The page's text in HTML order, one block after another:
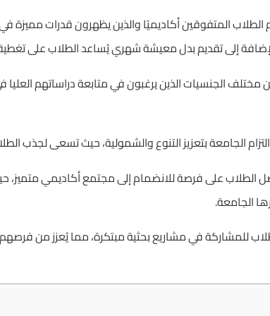
المتفوقين أكاديميًا والذين يظهرون قدرات
إلى تقديم بدل معيشة شهري يُساعد الطلاب على
الجنسيات الذين يرغبون في متابعة دراساتهم العليا
الجامعة بتعزيز التنوع والشمولية، حيث تسعى لجذب
على فرصة للانضمام إلى مجتمع أكاديمي متميز،
الجامعة.
للمشاركة في مشاريع بحثية مبتكرة، مما يُعزز من